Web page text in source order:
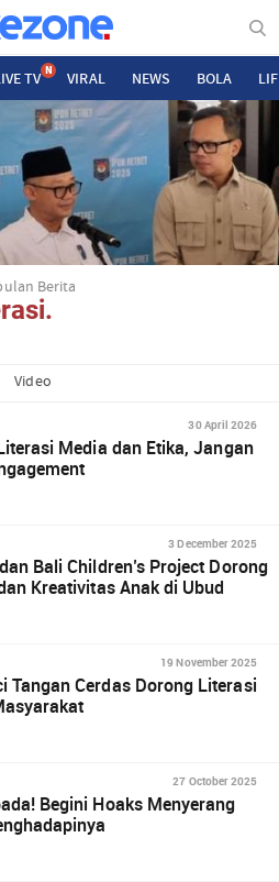
TV N VIRAL NEWS BOLA
Berita
Video
30 April 2026
Media dan Etika, Jangan
3 December 2025
Bali Children’s Project Dorong
Kreativitas Anak di Ubud
19 November 2025
Tangan Cerdas Dorong Literasi
27 October 2025
Begini Hoaks Menyerang